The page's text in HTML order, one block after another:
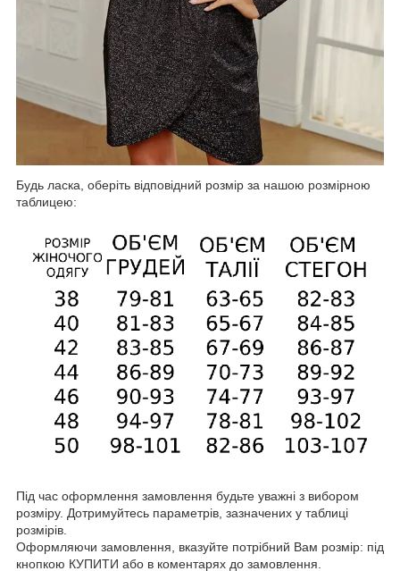
Будь ласка, оберіть відповідний розмір за нашою розмірною
таблицею:
Під час оформлення замовлення будьте уважні з вибором
розміру. Дотримуйтесь параметрів, зазначених у таблиці
розмірів.
Оформляючи замовлення, вказуйте потрібний Вам розмір: під
кнопкою КУПИТИ або в коментарях до замовлення.